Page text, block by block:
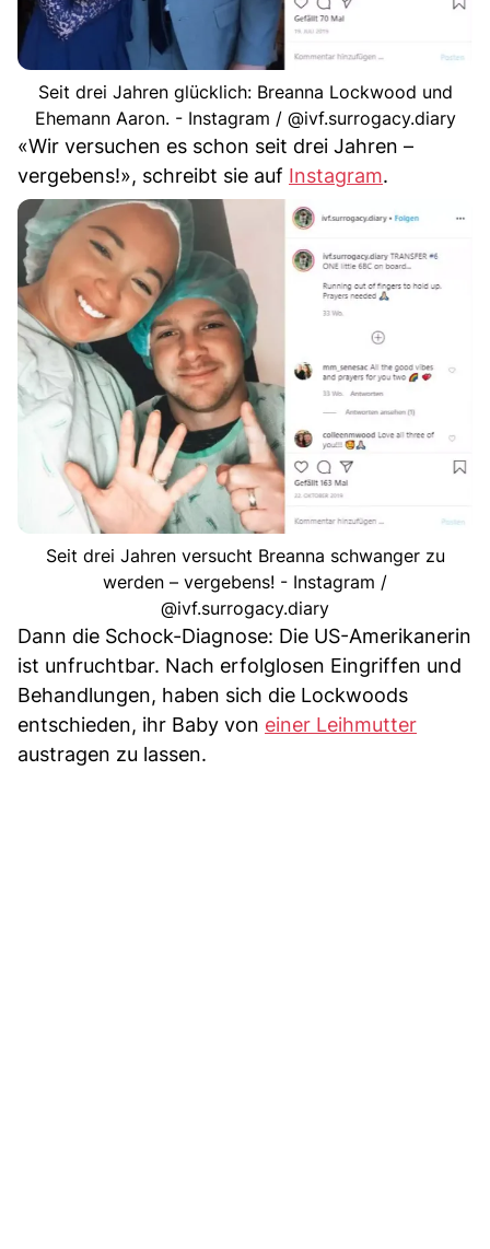
Seit drei Jahren glücklich: Breanna Lockwood und
Ehemann Aaron. - Instagram / @ivf.surrogacy.diary
«Wir versuchen es schon seit drei Jahren –
vergebens!», schreibt sie auf Instagram.
Seit drei Jahren versucht Breanna schwanger zu
werden – vergebens! - Instagram /
@ivf.surrogacy.diary
Dann die Schock-Diagnose: Die US-Amerikanerin
ist unfruchtbar. Nach erfolglosen Eingriffen und
Behandlungen, haben sich die Lockwoods
entschieden, ihr Baby von einer Leihmutter
austragen zu lassen.